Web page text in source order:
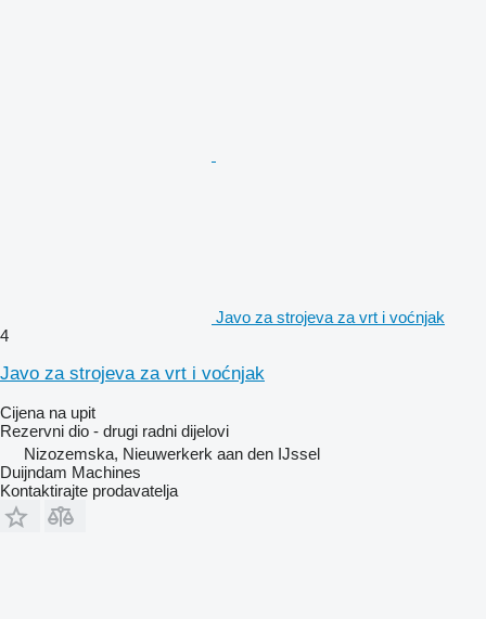
Javo za strojeva za vrt i voćnjak
4
Javo za strojeva za vrt i voćnjak
Cijena na upit
Rezervni dio - drugi radni dijelovi
Nizozemska, Nieuwerkerk aan den IJssel
Duijndam Machines
Kontaktirajte prodavatelja